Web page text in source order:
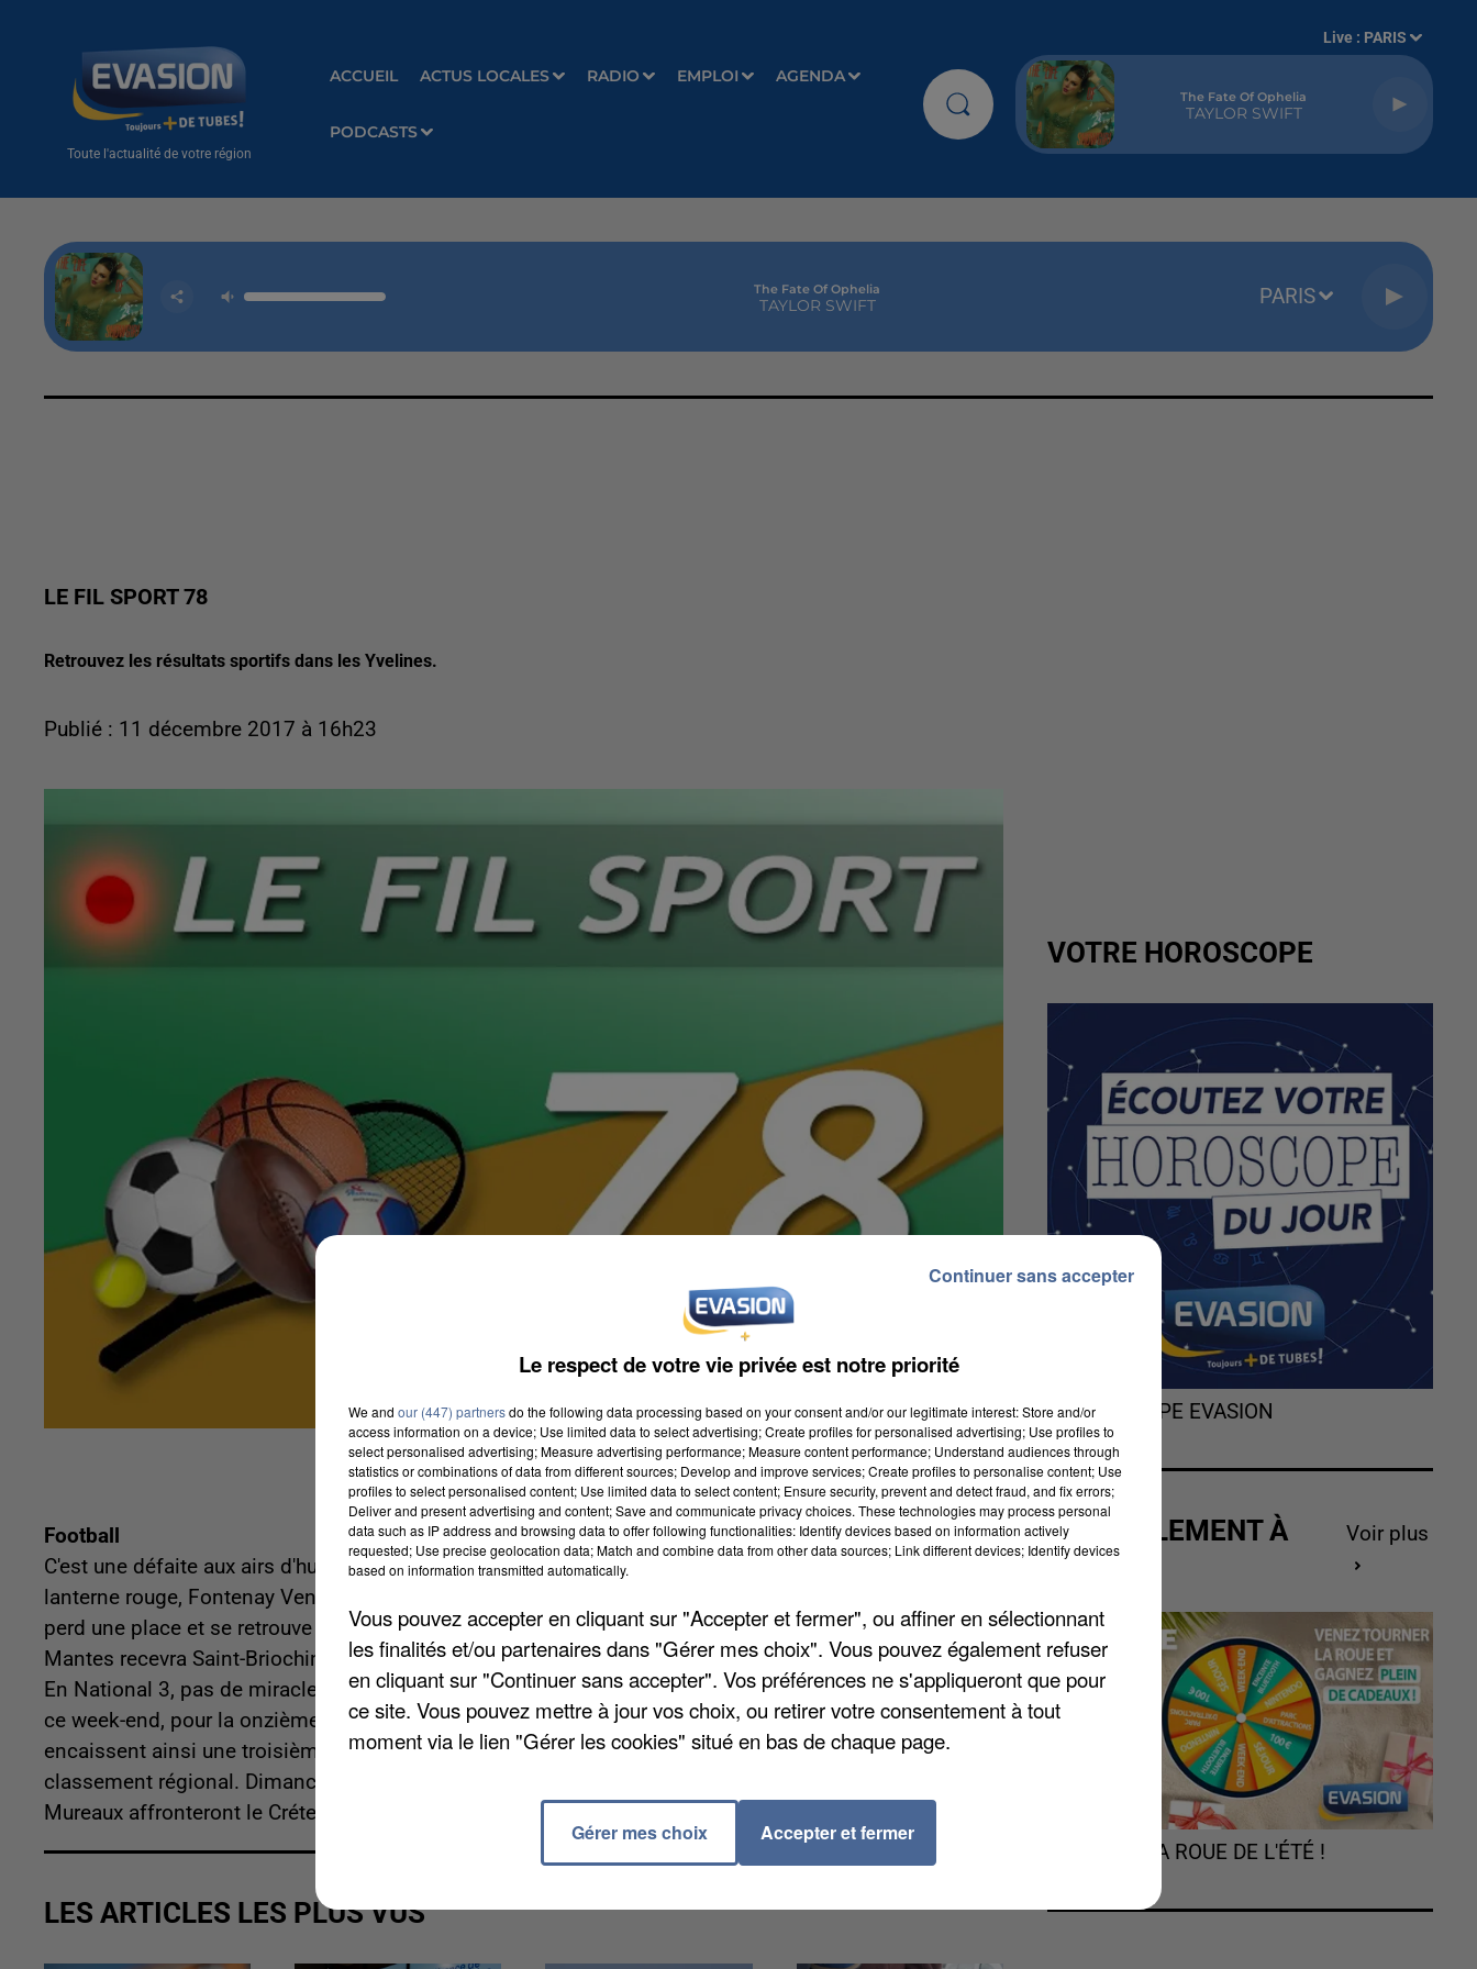
Toute l'actualité de votre région
ACCUEIL ACTUS LOCALES RADIO EMPLOI AGENDA
PODCASTS
Live : PARIS
The Fate Of Ophelia
TAYLOR SWIFT
The Fate Of Ophelia
TAYLOR SWIFT PARIS
LE FIL SPORT 78
Retrouvez les résultats sportifs dans les Yvelines.
Publié : 11 décembre 2017 à 16h23
Football
C'est une défaite aux airs d'humiliation pour le FC Mantois. Les Yvelinois se sont inclinés 2 à 0 chez la
lanterne rouge, Fontenay Vendée, ce week-end pour la treizième journée de National 2. Le FC Mantois
perd une place et se retrouve 13ème place du groupe D. Et le prochain match s'annonce déjà délicat :
Mantes recevra Saint-Briochin, actuel 5ème, samedi à 18h.
En National 3, pas de miracle pour Les Mureaux. Les Yvelinois se déplaçaient chez le leader, Bobigny,
ce week-end, pour la onzième journée du championnat. Et ils se sont inclinés 2 à 0. Les Mureaux
encaissent ainsi une troisième défaite d'affilée qui les fait retomber de la 8ème à la 10ème place du
classement régional. Dimanche (17 décembre), ce sera à nouveau à l'extérieur qu'ils joueront : Les
Mureaux affronteront le Créteil Lusitanos, actuel 6ème, à 15h.
LES ARTICLES LES PLUS VUS
VOTRE HOROSCOPE
L'HOROSCOPE EVASION
ACTUELLEMENT À
GAGNER
Voir plus
TOURNEZ LA ROUE DE L'ÉTÉ !
Le respect de votre vie privée est notre priorité
We and our (447) partnersdo the following data processing based on your consent and/or our legitimate interest: Store and/or
access information on a device; Use limited data to select advertising; Create profiles for personalised advertising; Use profiles to
select personalised advertising; Measure advertising performance; Measure content performance; Understand audiences through
statistics or combinations of data from different sources; Develop and improve services; Create profiles to personalise content; Use
profiles to select personalised content; Use limited data to select content; Ensure security, prevent and detect fraud, and fix errors;
Deliver and present advertising and content; Save and communicate privacy choices. These technologies may process personal
data such as IP address and browsing data to offer following functionalities: Identify devices based on information actively
requested; Use precise geolocation data; Match and combine data from other data sources; Link different devices; Identify devices
based on information transmitted automatically.
Vous pouvez accepter en cliquant sur "Accepter et fermer", ou affiner en sélectionnant
les finalités et/ou partenaires dans "Gérer mes choix". Vous pouvez également refuser
en cliquant sur "Continuer sans accepter". Vos préférences ne s'appliqueront que pour
ce site. Vous pouvez mettre à jour vos choix, ou retirer votre consentement à tout
moment via le lien "Gérer les cookies" situé en bas de chaque page.
Gérer mes choix Accepter et fermer
Continuer sans accepter